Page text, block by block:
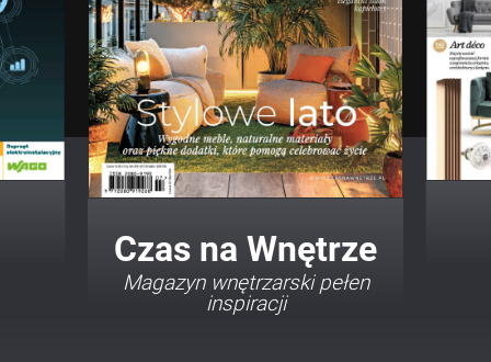
Twój Dom Twój Styl
Porady i inspiracje w
najmodniejszych stylach